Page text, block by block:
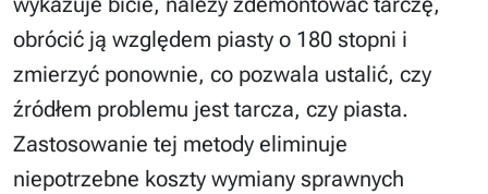
obrócić ją względem piasty o 180 stopni i
zmierzyć ponownie, co pozwala ustalić, czy
źródłem problemu jest tarcza, czy piasta.
Zastosowanie tej metody eliminuje
niepotrzebne koszty wymiany sprawnych